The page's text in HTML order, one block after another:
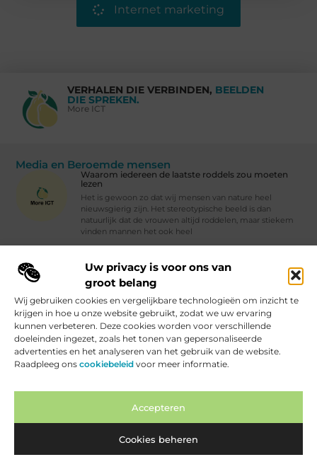
Uw privacy is voor ons van
groot belang
Wij gebruiken cookies en vergelijkbare technologieën om inzicht te
krijgen in hoe u onze website gebruikt, zodat we uw ervaring
kunnen verbeteren. Deze cookies worden voor verschillende
doeleinden ingezet, zoals het tonen van gepersonaliseerde
advertenties en het analyseren van het gebruik van de website.
Raadpleeg ons cookiebeleid voor meer informatie.
Accepteren
Cookies beheren
Internet marketing
VERHALEN DIE VERBINDEN, BEELDEN
DIE SPREKEN.
More ICT
Media en Beroemde mensen
Waarom iedereen de laatste roddels zou moeten
lezen
Het is gewoon zo dat wij mensen van nature heel
nieuwsgierig zijn. Het stereotypische beeld is dan
natuurlijk dat de vrouwen altijd roddelen, maar stiekem
vinden mannen het ook heel
Vind Ons Hier :
Beroemdheden Uit de Media Partners Over ons
Contact Artikel publiceren Website index Cookiebeleid (EU)
Geld Verdienen Internet: Hoe Jij Online Inkomsten Kunt Genereren